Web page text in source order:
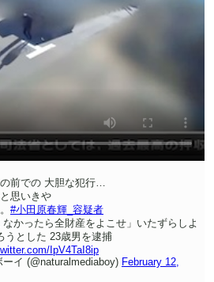
前での 大胆な犯行…
思いきや
#小田原春輝_容疑者
かったら全財産をよこせ」 いたずらしよ
うとした 23歳男を逮捕
IpV4TaI8ip
イ (@naturalmediaboy) February 12,